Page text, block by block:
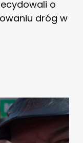
o
dróg w